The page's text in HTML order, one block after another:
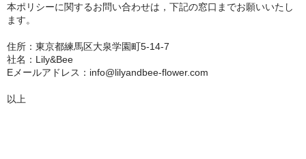
本ポリシーに関するお問い合わせは，下記の窓口までお願いいたし
ます。
住所：東京都練馬区大泉学園町5-14-7
社名：Lily&Bee
Eメールアドレス：info@lilyandbee-flower.com
以上